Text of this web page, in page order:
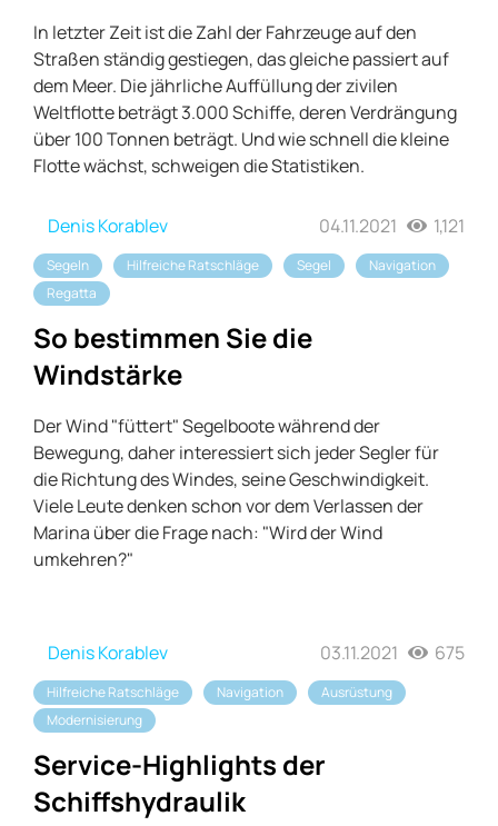
In letzter Zeit ist die Zahl der Fahrzeuge auf den
Straßen ständig gestiegen, das gleiche passiert auf
dem Meer. Die jährliche Auffüllung der zivilen
Weltflotte beträgt 3.000 Schiffe, deren Verdrängung
über 100 Tonnen beträgt. Und wie schnell die kleine
Flotte wächst, schweigen die Statistiken.
Denis Korablev 04.11.2021 1,121
Segeln Hilfreiche Ratschläge Segel
Navigation
Regatta
So bestimmen Sie die
Windstärke
Der Wind "füttert" Segelboote während der
Bewegung, daher interessiert sich jeder Segler für
die Richtung des Windes, seine Geschwindigkeit.
Viele Leute denken schon vor dem Verlassen der
Marina über die Frage nach: "Wird der Wind
umkehren?"
Denis Korablev 03.11.2021 675
Hilfreiche Ratschläge Navigation
Ausrüstung
Modernisierung
Service-Highlights der
Schiffshydraulik